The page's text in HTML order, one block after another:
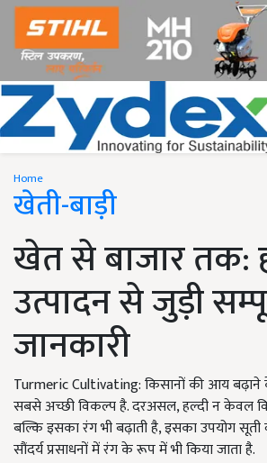
Home
खेती-बाड़ी
खेत से बाजार तक:
उत्पादन से जुड़ी
जानकारी
Turmeric Cultivating: किसानों की आय बढ़ाने
सबसे अच्छी विकल्प है. दरअसल, हल्दी न केवल
बल्कि इसका रंग भी बढ़ाती है, इसका उपयोग सूती
सौंदर्य प्रसाधनों में रंग के रूप में भी किया जाता है.